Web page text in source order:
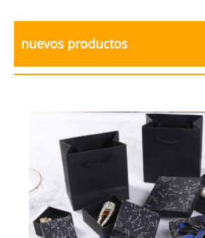
nuevos productos